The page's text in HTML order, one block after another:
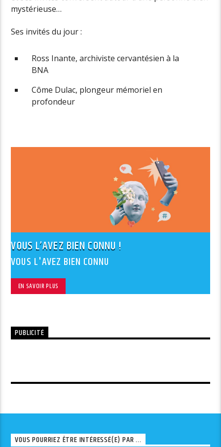
mystérieuse…
Ses invités du jour :
Ross Inante, archiviste cervantésien à la
BNA
Côme Dulac, plongeur mémoriel en
profondeur
VOUS L’AVEZ BIEN CONNU !
VOUS L'AVEZ BIEN CONNU
EN SAVOIR PLUS
PUBLICITÉ
VOUS POURRIEZ ÊTRE INTÉRESSÉ(E) PAR ...